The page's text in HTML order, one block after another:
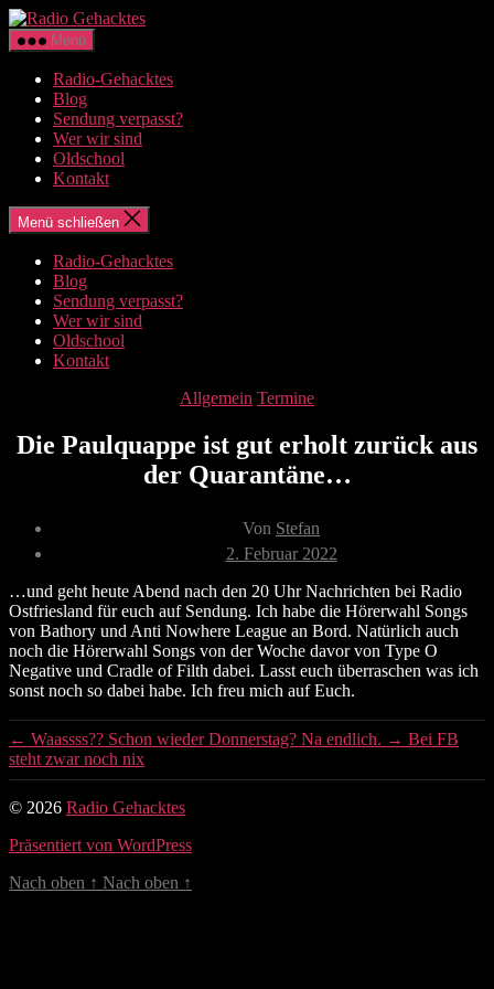
Zum
Inhalt
springen
Radio
Menü
Radio-Gehacktes
Blog
Sendung verpasst?
Wer wir sind
Oldschool
Kontakt
Menü schließen
Radio-Gehacktes
Blog
Sendung verpasst?
Wer wir sind
Oldschool
Kontakt
Kategorien
Allgemein Termine
Die Paulquappe ist gut erholt zurück aus
der Quarantäne…
Beitragsautor
Von Stefan
Veröffentlichungsdatum
2. Februar 2022
…und geht heute Abend nach den 20 Uhr Nachrichten bei Radio
Ostfriesland für euch auf Sendung. Ich habe die Hörerwahl Songs
von Bathory und Anti Nowhere League an Bord. Natürlich auch
noch die Hörerwahl Songs von der Woche davor von Type O
Negative und Cradle of Filth dabei. Lasst euch überraschen was ich
sonst noch so dabei habe. Ich freu mich auf Euch.
← Waassss?? Schon wieder Donnerstag? Na endlich. → Bei FB
steht zwar noch nix
© 2026 Radio Gehacktes
Präsentiert von WordPress
Nach oben ↑ Nach oben ↑